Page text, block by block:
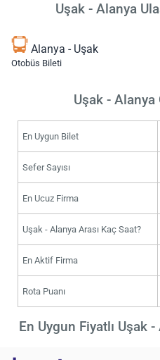
Uşak - Alanya
Alanya - Uşak
Otobüs Bileti
Uşak -
En Uygun Bilet
Sefer Sayısı
En Ucuz Firma
Uşak - Alanya Arası Kaç Saat?
En Aktif Firma
Rota Puanı
En Uygun Fiyatlı Uşak